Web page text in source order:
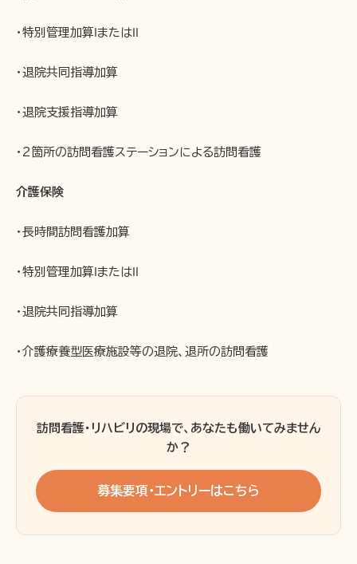
・特別管理加算ⅠまたはⅡ
・退院共同指導加算
・退院支援指導加算
・2箇所の訪問看護ステーションによる訪問看護
介護保険
・長時間訪問看護加算
・特別管理加算ⅠまたはⅡ
・退院共同指導加算
・介護療養型医療施設等の退院、退所の訪問看護
訪問看護・リハビリの現場で、あなたも働いてみません
か？
募集要項・エントリーはこちら